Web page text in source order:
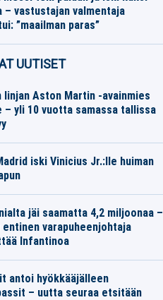
– vastustajan valmentaja
”maailman paras”
UUTISET
linjan Aston Martin -avainmies
– yli 10 vuotta samassa tallissa
iski Vinicius Jr.:lle huiman
jäi saamatta 4,2 miljoonaa –
entinen varapuheenjohtaja
Infantinoa
antoi hyökkääjälleen
– uutta seuraa etsitään